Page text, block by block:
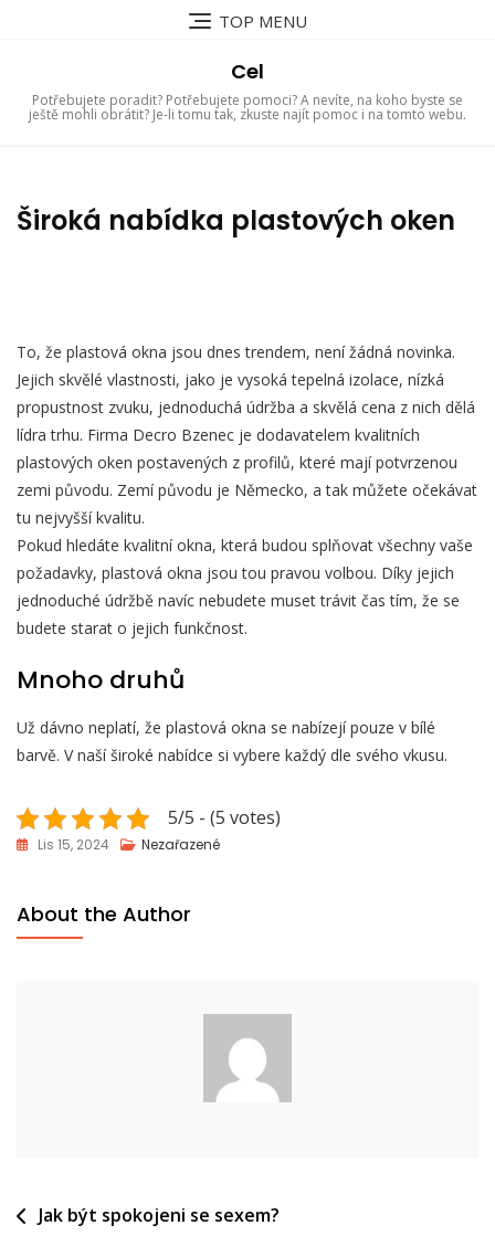
TOP MENU
Cel
Potřebujete poradit? Potřebujete pomoci? A nevíte, na koho byste se
ještě mohli obrátit? Je-li tomu tak, zkuste najít pomoc i na tomto webu.
Široká nabídka plastových oken
To, že plastová okna jsou dnes trendem, není žádná novinka.
Jejich skvělé vlastnosti, jako je vysoká tepelná izolace, nízká
propustnost zvuku, jednoduchá údržba a skvělá cena z nich dělá
lídra trhu. Firma Decro Bzenec je dodavatelem kvalitních
plastových oken postavených z profilů, které mají potvrzenou
zemi původu. Zemí původu je Německo, a tak můžete očekávat
tu nejvyšší kvalitu.
Pokud hledáte kvalitní okna, která budou splňovat všechny vaše
požadavky, plastová okna jsou tou pravou volbou. Díky jejich
jednoduché údržbě navíc nebudete muset trávit čas tím, že se
budete starat o jejich funkčnost.
Mnoho druhů
Už dávno neplatí, že plastová okna se nabízejí pouze v bílé
barvě. V naší široké nabídce si vybere každý dle svého vkusu.
5/5 - (5 votes)
Lis 15, 2024 Nezařazené
About the Author
Navigace
Jak být spokojeni se sexem?